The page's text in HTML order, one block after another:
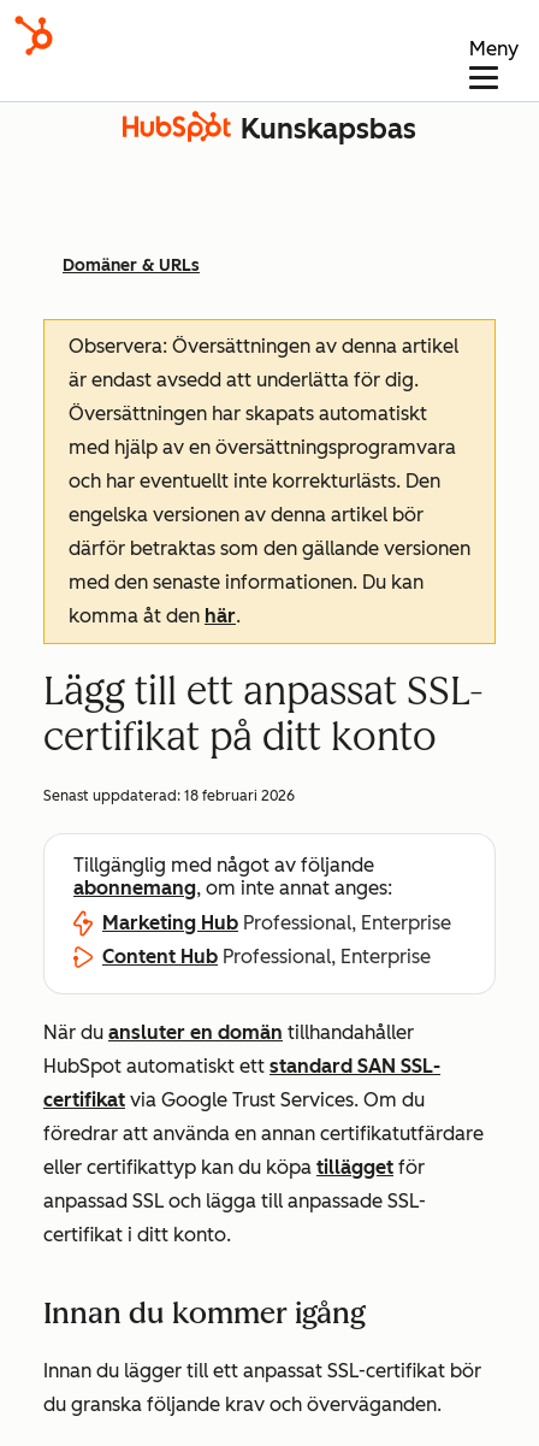
Meny
Kunskapsbas
Domäner & URLs
Observera: Översättningen av denna artikel
är endast avsedd att underlätta för dig.
Översättningen har skapats automatiskt
med hjälp av en översättningsprogramvara
och har eventuellt inte korrekturlästs. Den
engelska versionen av denna artikel bör
därför betraktas som den gällande versionen
med den senaste informationen. Du kan
komma åt den här.
Lägg till ett anpassat SSL-
certifikat på ditt konto
Senast uppdaterad: 18 februari 2026
Tillgänglig med något av följande
abonnemang, om inte annat anges:
Marketing Hub Professional, Enterprise
Content Hub Professional, Enterprise
När du ansluter en domän tillhandahåller
HubSpot automatiskt ett standard SAN SSL-
certifikat via Google Trust Services. Om du
föredrar att använda en annan certifikatutfärdare
eller certifikattyp kan du köpa tillägget för
anpassad SSL och lägga till anpassade SSL-
certifikat i ditt konto.
Innan du kommer igång
Innan du lägger till ett anpassat SSL-certifikat bör
du granska följande krav och överväganden.